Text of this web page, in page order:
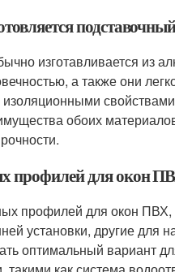
изготавливается
а также они
обоих
профилей для окон
профилей для окон
установки, другие для
оптимальный вариант